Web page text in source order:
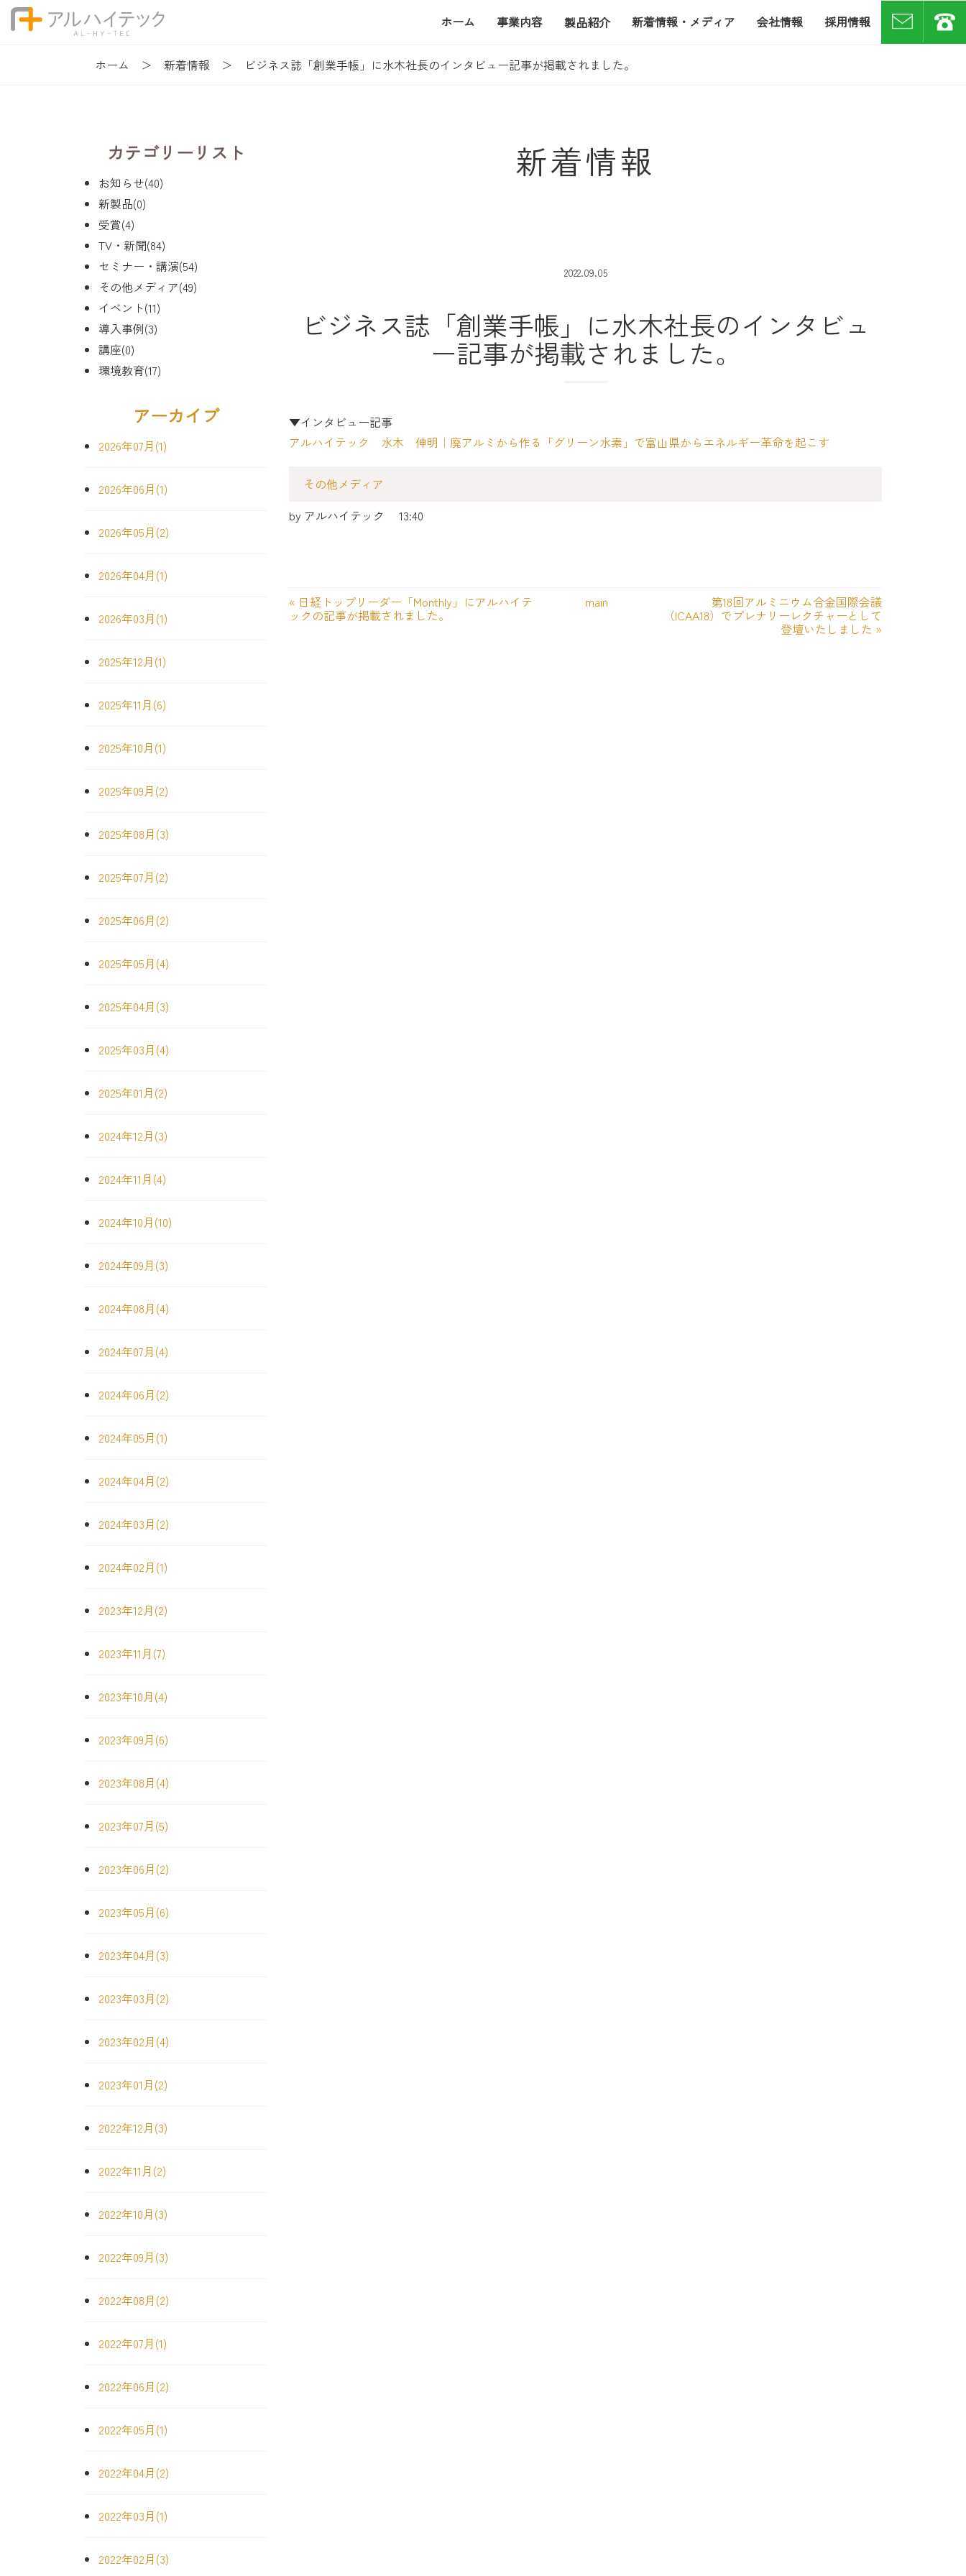
ホーム 事業内容 製品紹介 新着情報・メディア 会社情報 採用情報 お問い合わせ
ホーム 新着情報 ビジネス誌「創業手帳」に水木社長のインタビュー記事が掲載されました。
新着情報
2022.09.05
ビジネス誌「創業手帳」に水木社長のインタビュ
ー記事が掲載されました。
▼インタビュー記事
アルハイテック 水木 伸明｜廃アルミから作る「グリーン水素」で富山県からエネルギー革命を起こす
その他メディア
by アルハイテック 13:40
« 日経トップリーダー「Monthly」にアルハイテ
ックの記事が掲載されました。
main 第18回アルミニウム合金国際会議
（ICAA18）でプレナリーレクチャーとして
登壇いたしました »
カテゴリーリスト
お知らせ(40)
新製品(0)
受賞(4)
TV・新聞(84)
セミナー・講演(54)
その他メディア(49)
イベント(11)
導入事例(3)
講座(0)
環境教育(17)
アーカイブ
2026年07月(1)
2026年06月(1)
2026年05月(2)
2026年04月(1)
2026年03月(1)
2025年12月(1)
2025年11月(6)
2025年10月(1)
2025年09月(2)
2025年08月(3)
2025年07月(2)
2025年06月(2)
2025年05月(4)
2025年04月(3)
2025年03月(4)
2025年01月(2)
2024年12月(3)
2024年11月(4)
2024年10月(10)
2024年09月(3)
2024年08月(4)
2024年07月(4)
2024年06月(2)
2024年05月(1)
2024年04月(2)
2024年03月(2)
2024年02月(1)
2023年12月(2)
2023年11月(7)
2023年10月(4)
2023年09月(6)
2023年08月(4)
2023年07月(5)
2023年06月(2)
2023年05月(6)
2023年04月(3)
2023年03月(2)
2023年02月(4)
2023年01月(2)
2022年12月(3)
2022年11月(2)
2022年10月(3)
2022年09月(3)
2022年08月(2)
2022年07月(1)
2022年06月(2)
2022年05月(1)
2022年04月(2)
2022年03月(1)
2022年02月(3)